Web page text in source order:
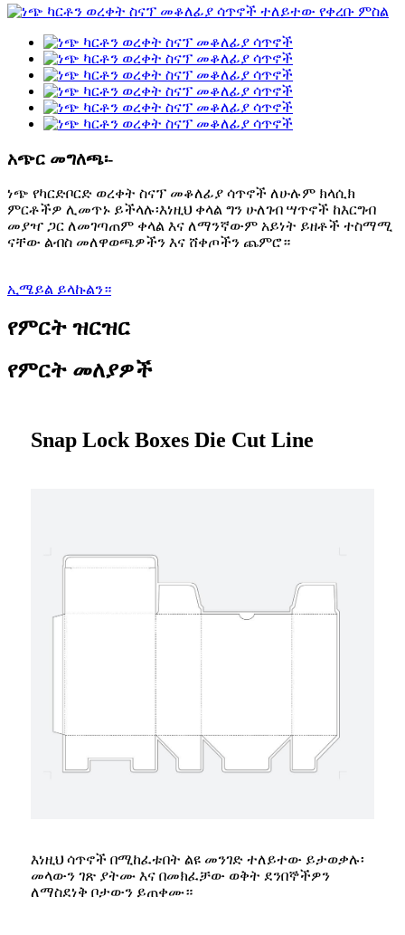
አጭር መግለጫ፡-
ነጭ የካርድቦርድ ወረቀት ስናፕ መቆለፊያ ሳጥኖች ለሁሉም ክላሲክ
ምርቶችዎ ሊመጥኑ ይችላሉ፡እነዚህ ቀላል ግን ሁለገብ ሣጥኖች ከእርግብ
መያዣ ጋር ለመገጣጠም ቀላል እና ለማንኛውም አይነት ይዘቶች ተስማሚ
ናቸው ልብስ መለዋወጫዎችን እና ሸቀጦችን ጨምሮ።
ኢሜይል ይላኩልን።
የምርት ዝርዝር
የምርት መለያዎች
Snap Lock Boxes Die Cut Line
እነዚህ ሳጥኖች በሚከፈቱበት ልዩ መንገድ ተለይተው ይታወቃሉ፡
መላውን ገጽ ያትሙ እና በመክፈቻው ወቅት ደንበኞችዎን
ለማስደነቅ ቦታውን ይጠቀሙ።